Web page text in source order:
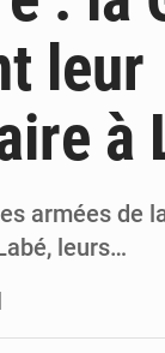
prend la coordination de
Guinée : la coalition
un partenariat avec le groupe
leur
à
armées de
leurs…